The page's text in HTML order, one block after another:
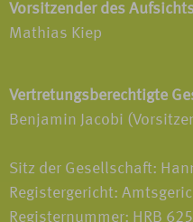
Vorsitzender des
Mathias Kiep
Vertretungsberechtigte
Benjamin Jacobi
Sitz der Gesellschaft:
Registergericht:
Registernummer: HRB